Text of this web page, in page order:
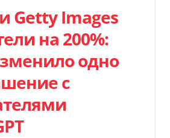
Getty Images
на 200%:
одно
с